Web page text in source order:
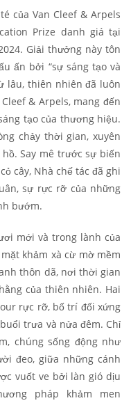
của Van Cleef & Arpels
Prize danh giá tại
Giải thưởng này tôn
ấn bởi “sự sáng tạo và
lâu, thiên nhiên đã luôn
& Arpels, mang đến
tạo của thương hiệu.
chảy thời gian, xuyên
Say mê trước sự biến
cây, Nhà chế tác đã ghi
sự rực rỡ của những
bướm.
mới và trong lành của
khảm xà cừ mờ mềm
thôn dã, nơi thời gian
của thiên nhiên. Hai
rực rỡ, bố trí đối xứng
trưa và nửa đêm. Chỉ
chúng sống động như
đeo, giữa những cánh
vuốt ve bởi làn gió dịu
pháp khảm men